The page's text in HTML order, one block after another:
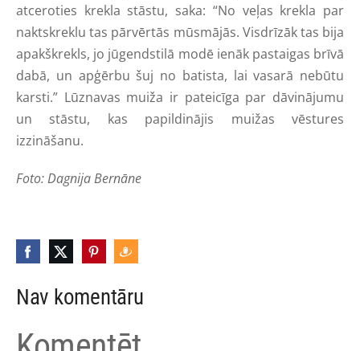
atceroties krekla stāstu, saka: “No veļas krekla par
naktskreklu tas pārvērtās mūsmājās. Visdrīzāk tas bija
apakškrekls, jo jūgendstilā modē ienāk pastaigas brīvā
dabā, un apģērbu šuj no batista, lai vasarā nebūtu
karsti.” Lūznavas muiža ir pateicīga par dāvinājumu
un stāstu, kas papildinājis muižas vēstures
izzināšanu.
Foto: Dagnija Bernāne
Nav komentāru